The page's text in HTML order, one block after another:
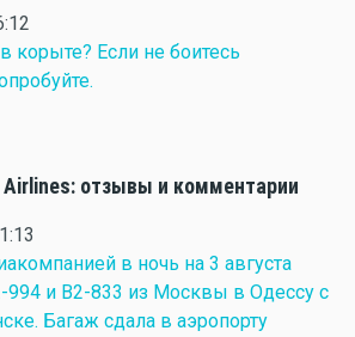
корыте? Если не боитесь
Airlines: отзывы и комментарии
в ночь на 3 августа
994 и В2-833 из Москвы в Одессу с
Багаж сдала в аэропорту